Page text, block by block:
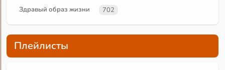
Здравый образ жизни 702
Плейлисты